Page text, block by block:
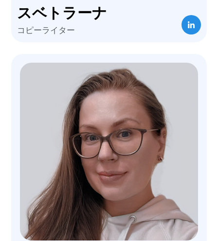
スベトラーナ
コピーライター